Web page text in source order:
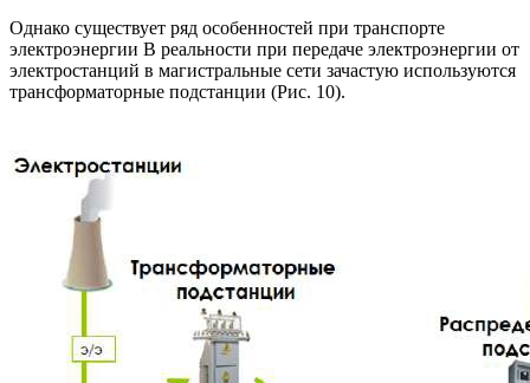
Однако существует ряд особенностей при транспорте
электроэнергии В реальности при передаче электроэнергии от
электростанций в магистральные сети зачастую используются
трансформаторные подстанции (Рис. 10).